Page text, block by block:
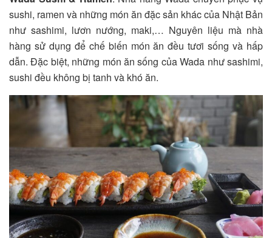
sushi, ramen và những món ăn đặc sản khác của Nhật Bản
như sashimi, lươn nướng, maki,… Nguyên liệu mà nhà
hàng sử dụng để chế biến món ăn đều tươi sống và hấp
dẫn. Đặc biệt, những món ăn sống của Wada như sashimi,
sushi đều không bị tanh và khó ăn.